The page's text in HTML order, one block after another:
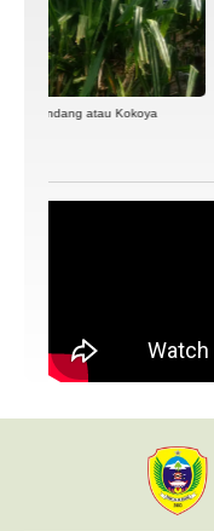
Pelabuhan Gitaraja